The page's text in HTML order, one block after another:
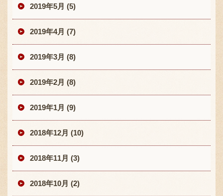
2019年5月 (5)
2019年4月 (7)
2019年3月 (8)
2019年2月 (8)
2019年1月 (9)
2018年12月 (10)
2018年11月 (3)
2018年10月 (2)